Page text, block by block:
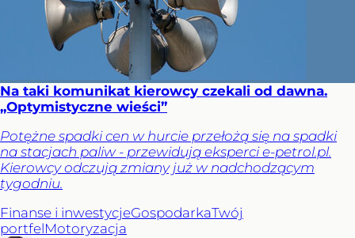
Na taki komunikat kierowcy czekali od dawna.
„Optymistyczne wieści”
Potężne spadki cen w hurcie przełożą się na spadki
na stacjach paliw - przewidują eksperci e-petrol.pl.
Kierowcy odczują zmiany już w nadchodzącym
tygodniu.
Finanse i inwestycjeGospodarkaTwój
portfelMotoryzacja